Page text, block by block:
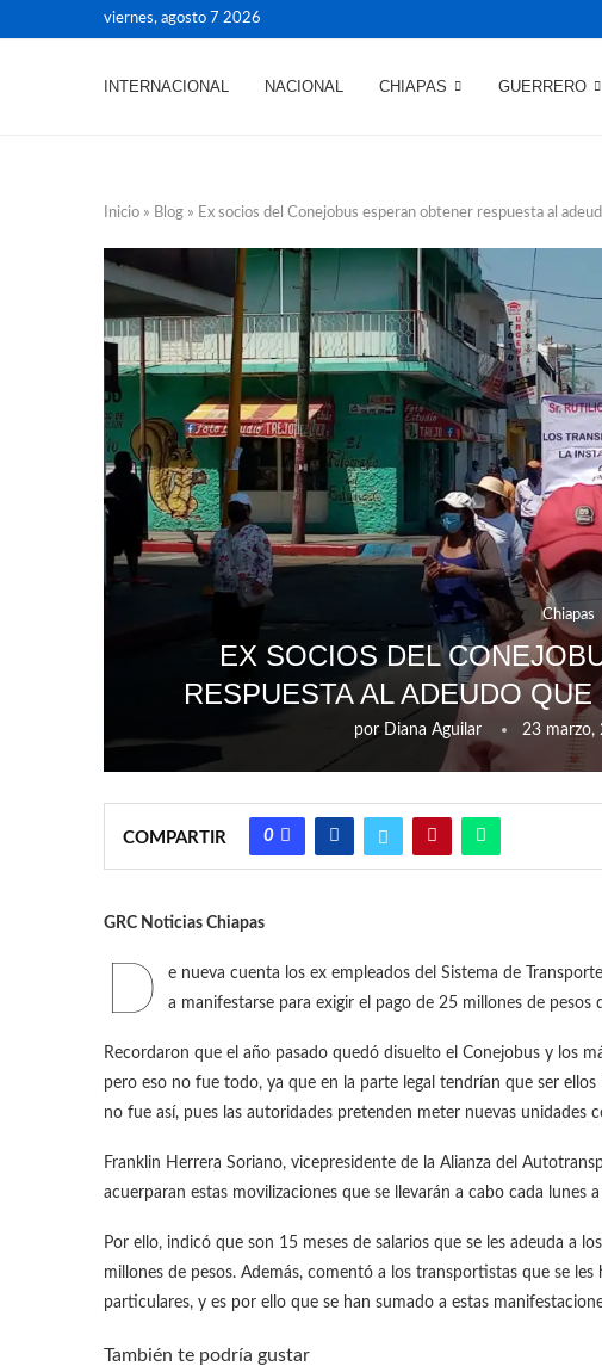
viernes, agosto 7 2026
INTERNACIONAL NACIONAL CHIAPAS GUERRERO
Inicio » Blog » Ex socios del Conejobus esperan obtener respuesta al
Chiapas
EX SOCIOS DEL
RESPUESTA AL ADEUDO
por Diana Aguilar 23 marzo,
COMPARTIR 0
GRC Noticias Chiapas
D
e nueva cuenta los ex empleados del Sistema de
a manifestarse para exigir el pago de 25 millones de pesos
Recordaron que el año pasado quedó disuelto el Conejobus y los
pero eso no fue todo, ya que en la parte legal tendrían que ser
no fue así, pues las autoridades pretenden meter nuevas unidades
Franklin Herrera Soriano, vicepresidente de la Alianza del
acuerparan estas movilizaciones que se llevarán a cabo cada lunes
Por ello, indicó que son 15 meses de salarios que se les adeuda a
millones de pesos. Además, comentó a los transportistas que se
particulares, y es por ello que se han sumado a estas
También te podría gustar